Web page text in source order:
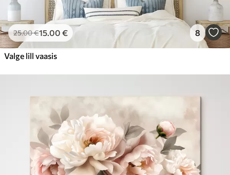
25.00€15.00 € 8
Valge lill vaasis